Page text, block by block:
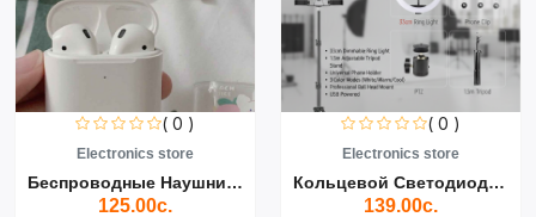
( 0 )
Electronics store
Беспроводные Наушники Air...
125.00с.
( 0 )
Electronics store
Кольцевой Светодиодный Св...
139.00с.